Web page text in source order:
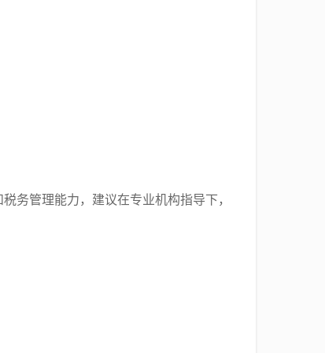
务管理能力，建议在专业机构指导下，